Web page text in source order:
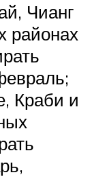
Чианг
районах
Краби и